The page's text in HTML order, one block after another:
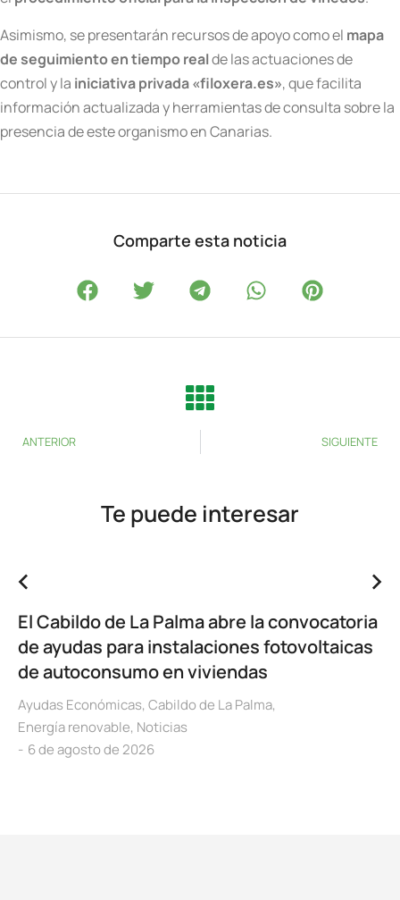
Asimismo, se presentarán recursos de apoyo como el mapa
de seguimiento en tiempo realde las actuaciones de
control y la iniciativa privada «filoxera.es», que facilita
información actualizada y herramientas de consulta sobre la
presencia de este organismo en Canarias.
Comparte esta noticia
ANTERIOR SIGUIENTE
Te puede interesar
El Cabildo de La Palma abre la convocatoria
de ayudas para instalaciones fotovoltaicas
de autoconsumo en viviendas
Ayudas Económicas, Cabildo de La Palma,
Energía renovable, Noticias
6 de agosto de 2026